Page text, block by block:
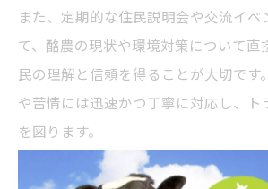
また、定期的な住民説明会や交流イベ
て、酪農の現状や環境対策について直
民の理解と信頼を得ることが大切です
や苦情には迅速かつ丁寧に対応し、ト
を図ります。
特に大刀洗町では、地域コミュニティ